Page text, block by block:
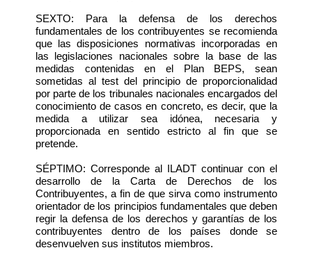
SEXTO: Para la defensa de los derechos
fundamentales de los contribuyentes se recomienda
que las disposiciones normativas incorporadas en
las legislaciones nacionales sobre la base de las
medidas contenidas en el Plan BEPS, sean
sometidas al test del principio de proporcionalidad
por parte de los tribunales nacionales encargados del
conocimiento de casos en concreto, es decir, que la
medida a utilizar sea idónea, necesaria y
proporcionada en sentido estricto al fin que se
pretende.
SÉPTIMO: Corresponde al ILADT continuar con el
desarrollo de la Carta de Derechos de los
Contribuyentes, a fin de que sirva como instrumento
orientador de los principios fundamentales que deben
regir la defensa de los derechos y garantías de los
contribuyentes dentro de los países donde se
desenvuelven sus institutos miembros.